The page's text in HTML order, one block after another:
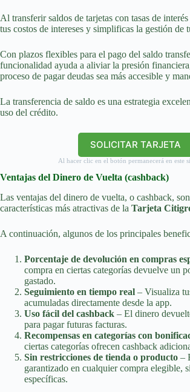
Al transferir saldos de tarjetas con tasas de
tus costos de intereses y simplificas la gestión de
Con plazos flexibles para el pago del saldo
funcionalidad ayuda a aliviar la presión
proceso de pagar deudas sea más accesible y
La transferencia de saldo es una estrategia
uso del crédito.
SOLICITAR TARJETA
Al hacer clic en el botón permanecerá en este
Ventajas del Dinero de Vuelta (cashback)
Las ventajas del dinero de vuelta, o cashback,
características más atractivas de la Tarjeta
A continuación, algunos de los principales
Porcentaje de devolución en compras
compra en ciertas categorías devuelve un
gastado.
Seguimiento en tiempo real – Visualiza
acumuladas directamente desde la app.
Uso fácil del cashback – El dinero
para pagar futuras facturas.
Recompensas en categorías con
ciertas categorías ofrecen cashback
Sin restricciones de tienda o producto –
garantizado en cualquier compra elegible,
específicas.